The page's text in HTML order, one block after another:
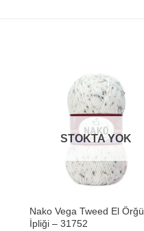
STOKTA YOK
Nako Vega Tweed El Örğü
İpliği – 31752